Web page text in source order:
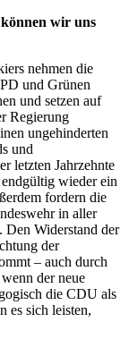
wir uns
nehmen die
und Grünen
und setzen auf
Regierung
ungehinderten
und
letzten Jahrzehnte
wieder ein
fordern die
in aller
Widerstand der
der
– auch durch
der neue
die CDU als
es sich leisten,